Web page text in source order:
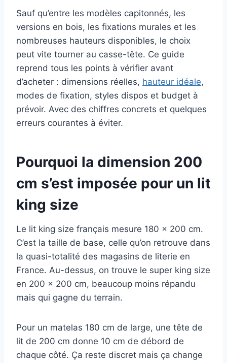
Sauf qu’entre les modèles capitonnés, les
versions en bois, les fixations murales et les
nombreuses hauteurs disponibles, le choix
peut vite tourner au casse-tête. Ce guide
reprend tous les points à vérifier avant
d’acheter : dimensions réelles, hauteur idéale,
modes de fixation, styles dispos et budget à
prévoir. Avec des chiffres concrets et quelques
erreurs courantes à éviter.
Pourquoi la dimension 200
cm s’est imposée pour un lit
king size
Le lit king size français mesure 180 x 200 cm.
C’est la taille de base, celle qu’on retrouve dans
la quasi-totalité des magasins de literie en
France. Au-dessus, on trouve le super king size
en 200 x 200 cm, beaucoup moins répandu
mais qui gagne du terrain.
Pour un matelas 180 cm de large, une tête de
lit de 200 cm donne 10 cm de débord de
chaque côté. Ça reste discret mais ça change